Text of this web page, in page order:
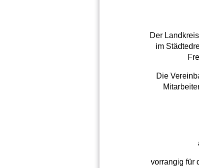
Der
im
Die
vorrangig für